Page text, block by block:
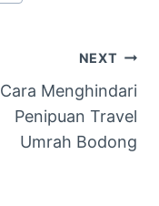
NEXT
Cara Menghindari
Penipuan Travel
Umrah Bodong